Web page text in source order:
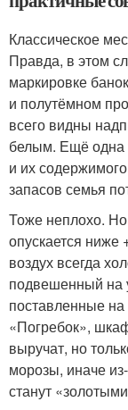
Классическое
Правда, в этом
маркировке
и полутёмном
всего видны
белым. Ещё одна
и их
запасов семья
Тоже неплохо.
опускается
воздух всегда
подвешенный на
поставленные на
«Погребок»,
выручат, но
морозы, иначе
станут